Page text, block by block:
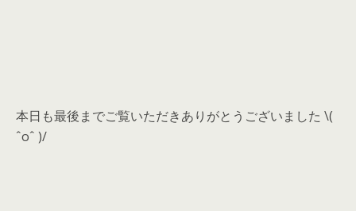
本日も最後までご覧いただきありがとうございました \(
ˆoˆ )/